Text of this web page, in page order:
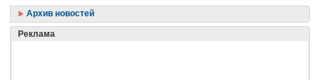
Архив новостей
Реклама